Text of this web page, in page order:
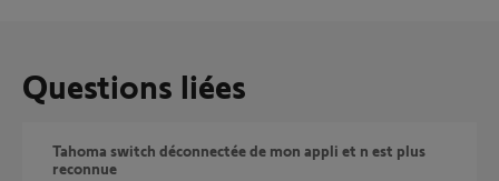
Questions liées
Tahoma switch déconnectée de mon appli et n est plus
reconnue